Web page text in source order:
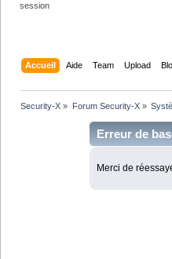
session
Accueil Aide Team Upload
Security-X » Forum Security-X»
Erreur de
Merci de